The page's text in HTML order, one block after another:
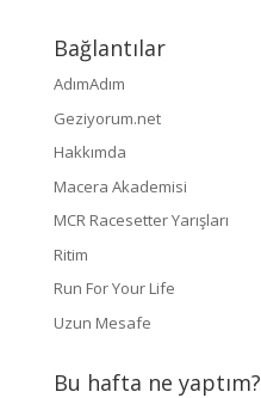
Bağlantılar
AdımAdım
Geziyorum.net
Hakkımda
Macera Akademisi
MCR Racesetter Yarışları
Ritim
Run For Your Life
Uzun Mesafe
Bu hafta ne yaptım?